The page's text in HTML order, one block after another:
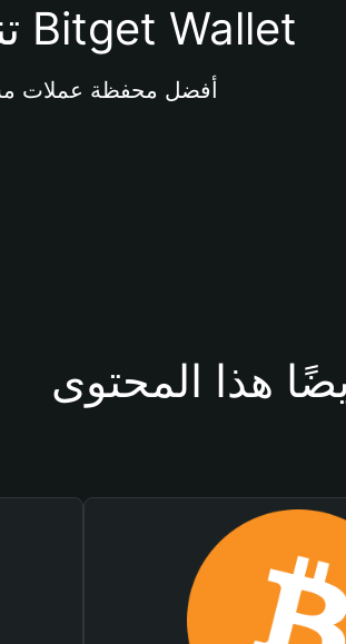
تنزيل تطبيق محفظة Bitget Wallet
أفضل محفظة عملات مشفرة آمنة
هذا المحتوى